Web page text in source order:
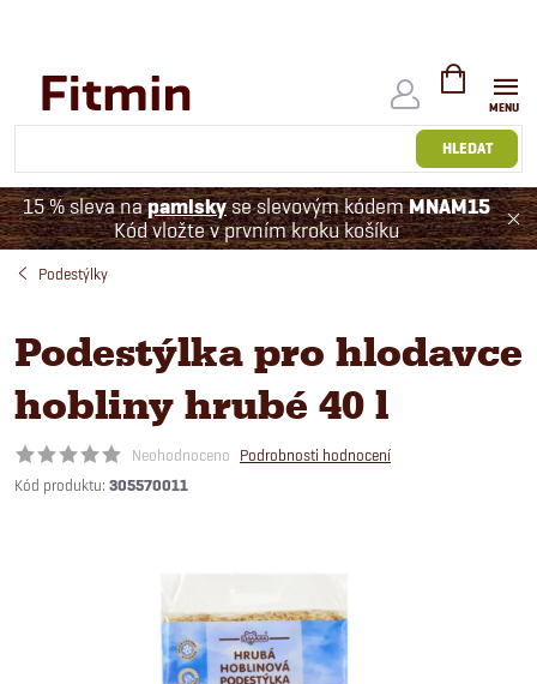
HLEDAT
NÁKUPNÍ
KOŠÍK
15 % sleva napamlskyse slevovým kódemMNAM15
Kód vložte v prvním kroku košíku
Podestýlky
Podestýlka pro hlodavce
hobliny hrubé 40 l
Neohodnoceno
Podrobnosti hodnocení
Kód produktu: 305570011